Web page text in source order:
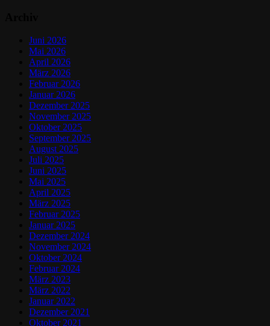
Juni 2026
Mai 2026
April 2026
März 2026
Februar 2026
Januar 2026
Dezember 2025
November 2025
Oktober 2025
September 2025
August 2025
Juli 2025
Juni 2025
Mai 2025
April 2025
März 2025
Februar 2025
Januar 2025
Dezember 2024
November 2024
Oktober 2024
Februar 2024
März 2023
März 2022
Januar 2022
Dezember 2021
Oktober 2021